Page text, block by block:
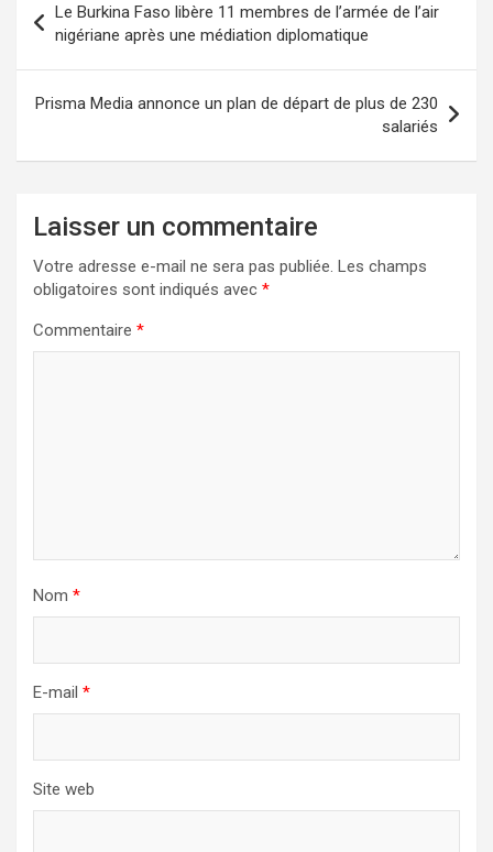
Le Burkina Faso libère 11 membres de l’armée de l’air
nigériane après une médiation diplomatique
Prisma Media annonce un plan de départ de plus de 230
salariés
Laisser un commentaire
Votre adresse e-mail ne sera pas publiée. Les champs
obligatoires sont indiqués avec *
Commentaire *
Nom *
E-mail *
Site web